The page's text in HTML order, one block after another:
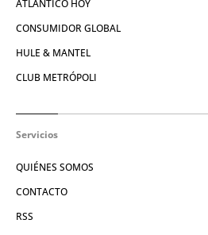
ATLÁNTICO HOY
CONSUMIDOR GLOBAL
HULE & MANTEL
CLUB METRÓPOLI
Servicios
QUIÉNES SOMOS
CONTACTO
RSS